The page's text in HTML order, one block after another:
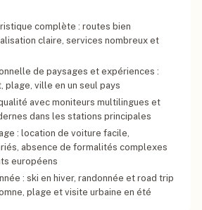
complète : routes bien
claire, services nombreux et
de paysages et expériences :
plage, ville en un seul pays
avec moniteurs multilingues et
dans les stations principales
: location de voiture facile,
absence de formalités complexes
européens
: ski en hiver, randonnée et road trip
plage et visite urbaine en été